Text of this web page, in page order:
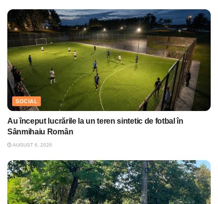
SOCIAL
Au început lucrările la un teren sintetic de fotbal în
Sânmihaiu Român
AUGUST 6, 2026